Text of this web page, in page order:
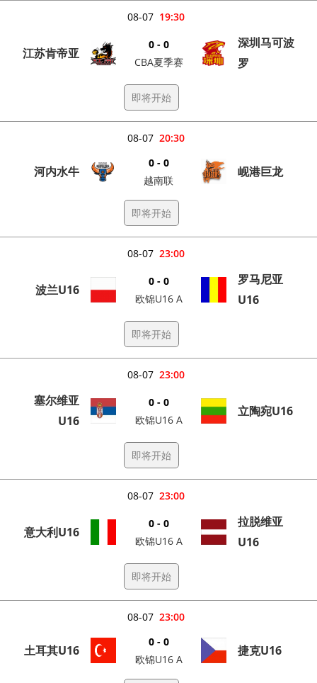
19:30
08-07
江苏肯帝亚
0 - 0
CBA夏季赛
深圳马可波
罗
即将开始
20:30
08-07
河内水牛
0 - 0
越南联
岘港巨龙
即将开始
23:00
08-07
波兰U16
0 - 0
欧锦U16 A
罗马尼亚
U16
即将开始
23:00
08-07
塞尔维亚
U16
0 - 0
欧锦U16 A
立陶宛U16
即将开始
23:00
08-07
意大利U16
0 - 0
欧锦U16 A
拉脱维亚
U16
即将开始
23:00
08-07
土耳其U16
0 - 0
欧锦U16 A
捷克U16